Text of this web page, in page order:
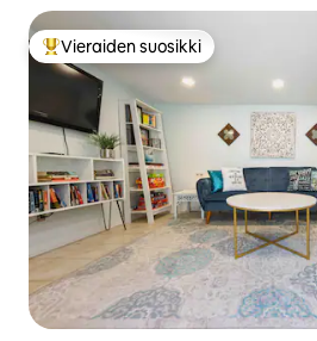
Vieraiden suosikkien parhaimmistoa
Vieraiden suosikki